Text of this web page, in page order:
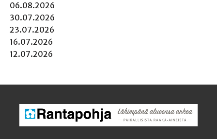
06.08.2026
30.07.2026
23.07.2026
16.07.2026
12.07.2026